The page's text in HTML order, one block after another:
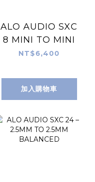
ALO AUDIO SXC
8 MINI TO MINI
NT$6,400
加入購物車